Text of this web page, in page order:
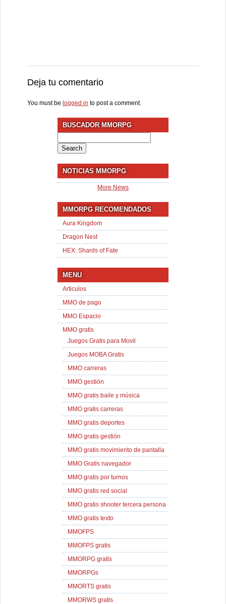
Deja tu comentario
You must be logged in to post a comment.
BUSCADOR MMORPG
for:
NOTICIAS MMORPG
More News
MMORPG RECOMENDADOS
Aura Kingdom
Dragon Nest
HEX: Shards of Fate
MENU
Articulos
MMO de pago
MMO Espacio
MMO gratis
Juegos Gratis para Movil
Juegos MOBA Gratis
MMO carreras
MMO gestión
MMO gratis baile y música
MMO gratis carreras
MMO gratis deportes
MMO gratis gestión
MMO gratis movimiento de pantalla
MMO Gratis navegador
MMO gratis por turnos
MMO gratis red social
MMO gratis shooter tercera persona
MMO gratis texto
MMOFPS
MMOFPS gratis
MMORPG gratis
MMORPGs
MMORTS gratis
MMORWS gratis